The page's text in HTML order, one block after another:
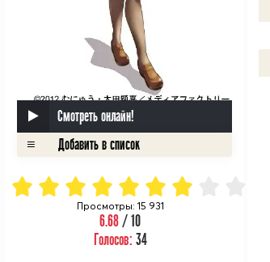
Смотреть онлайн!
Просмотры: 15 931
6.68/ 10
Голосов: 34